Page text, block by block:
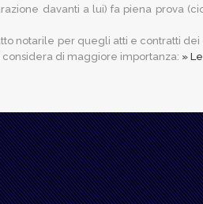
davanti a lui) fa piena prova
notarile per quegli atti e contratti
di maggiore importanza: »